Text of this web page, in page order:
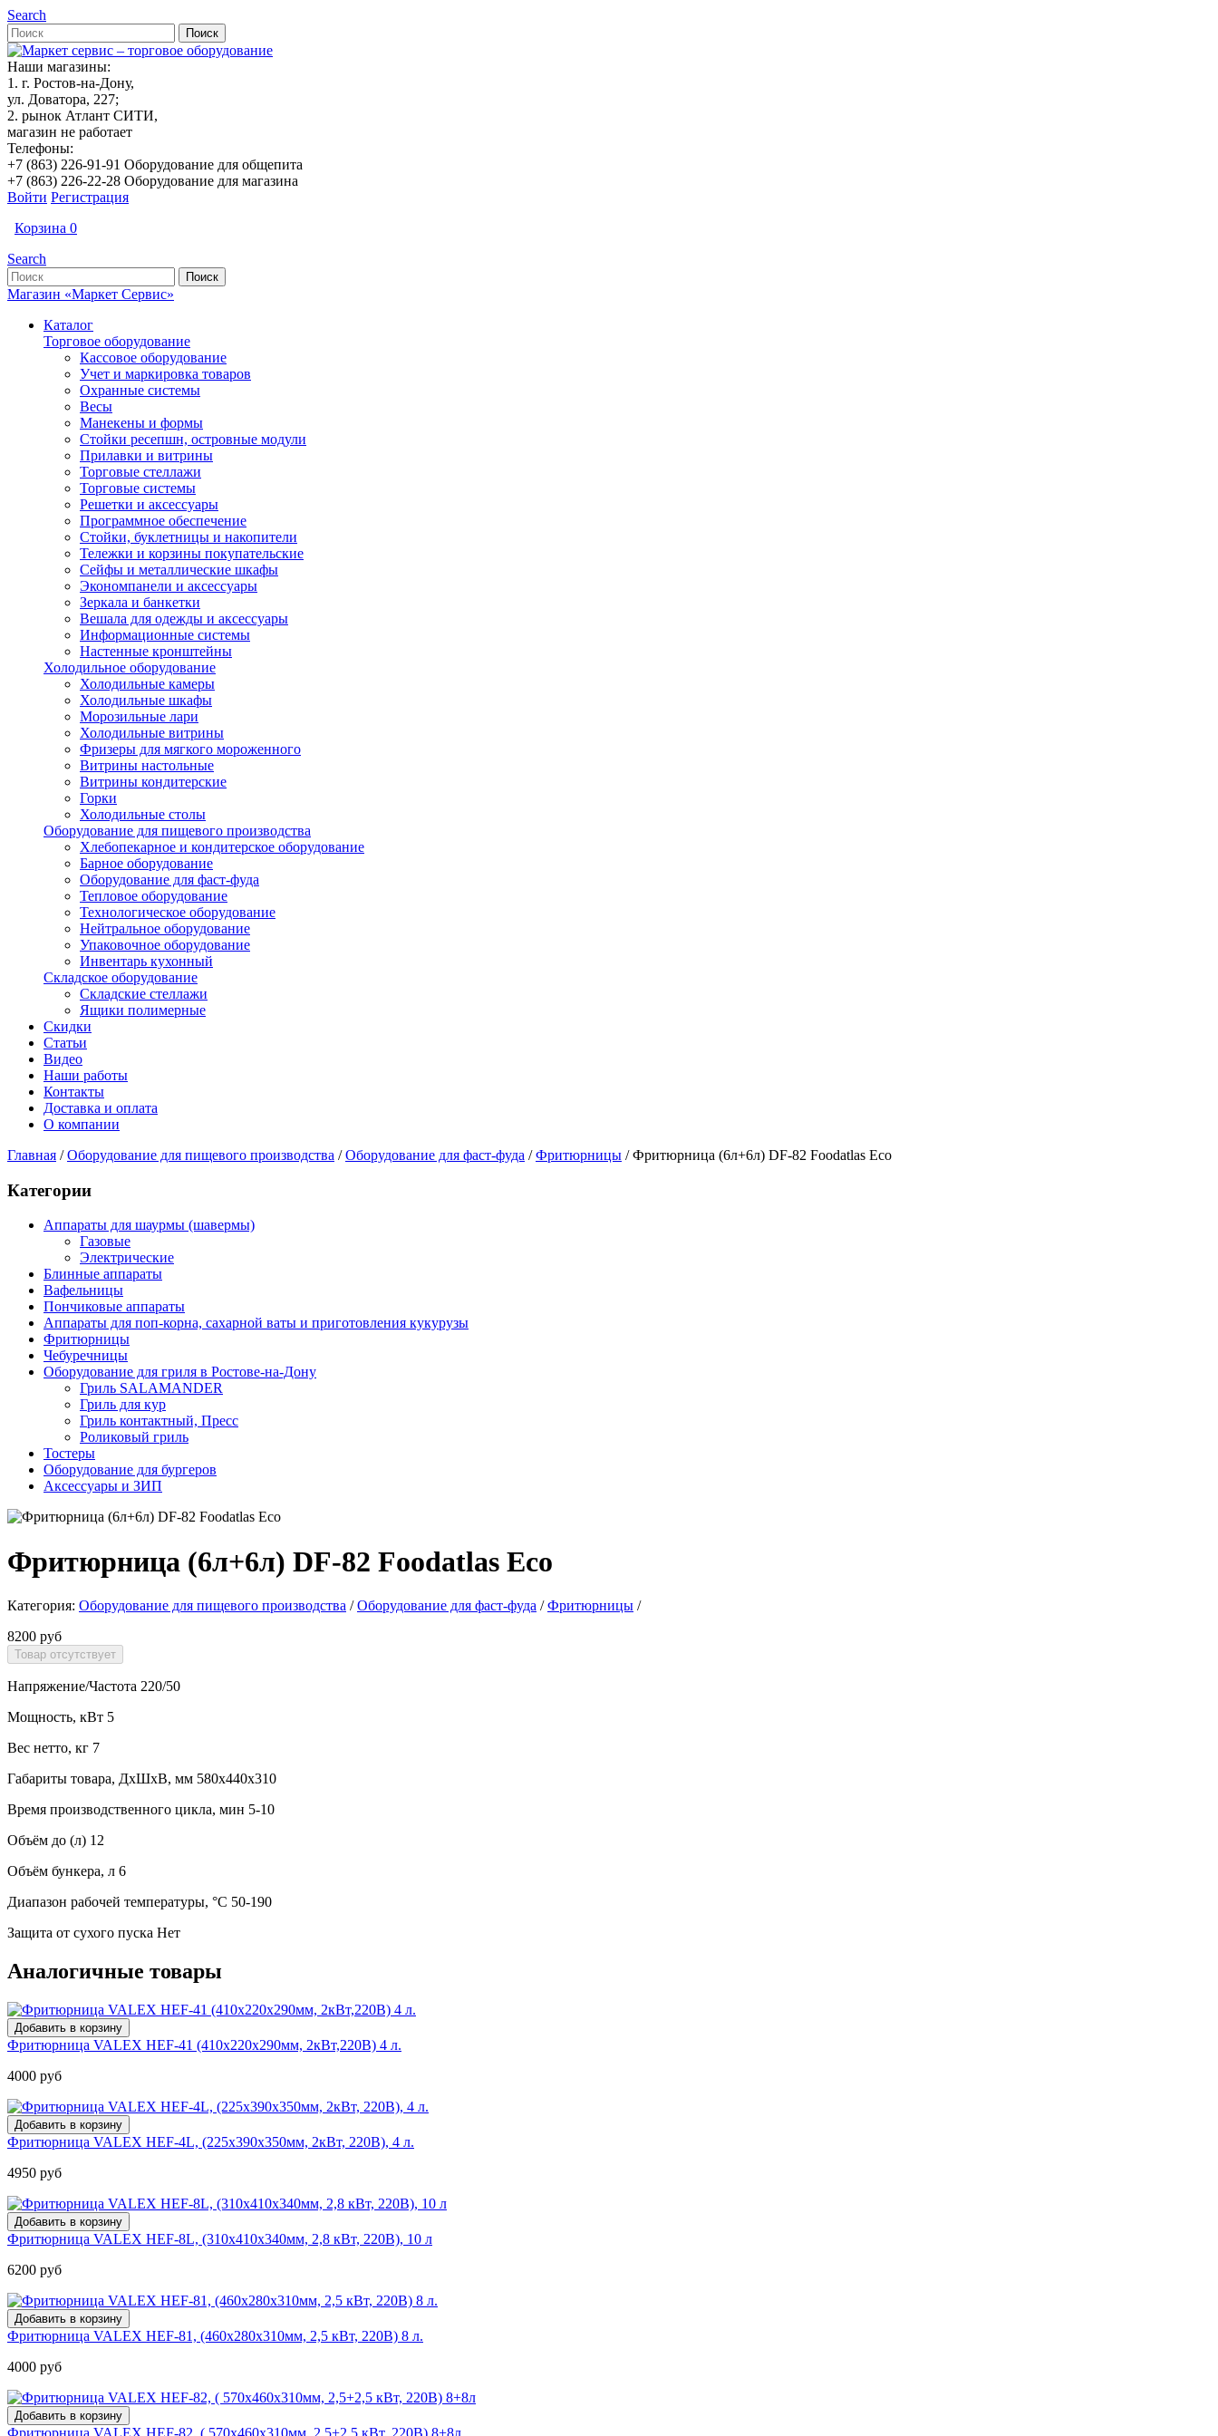
Search
Наши магазины:
1. г. Ростов-на-Дону,
ул. Доватора, 227;
2. рынок Атлант СИТИ,
магазин не работает
Телефоны:
+7 (863) 226-91-91 Оборудование для общепита
+7 (863) 226-22-28 Оборудование для магазина
Войти Регистрация
Корзина 0
Search
Магазин «Маркет Сервис»
Каталог
Торговое оборудование
Кассовое оборудование
Учет и маркировка товаров
Охранные системы
Весы
Манекены и формы
Стойки ресепшн, островные модули
Прилавки и витрины
Торговые стеллажи
Торговые системы
Решетки и аксессуары
Программное обеспечение
Стойки, буклетницы и накопители
Тележки и корзины покупательские
Сейфы и металлические шкафы
Экономпанели и аксессуары
Зеркала и банкетки
Вешала для одежды и аксессуары
Информационные системы
Настенные кронштейны
Холодильное оборудование
Холодильные камеры
Холодильные шкафы
Морозильные лари
Холодильные витрины
Фризеры для мягкого мороженного
Витрины настольные
Витрины кондитерские
Горки
Холодильные столы
Оборудование для пищевого производства
Хлебопекарное и кондитерское оборудование
Барное оборудование
Оборудование для фаст-фуда
Тепловое оборудование
Технологическое оборудование
Нейтральное оборудование
Упаковочное оборудование
Инвентарь кухонный
Складское оборудование
Складские стеллажи
Ящики полимерные
Скидки
Статьи
Видео
Наши работы
Контакты
Доставка и оплата
О компании
Главная / Оборудование для пищевого производства / Оборудование для фаст-фуда / Фритюрницы / Фритюрница (6л+6л) DF-82 Foodatlas Eco
Категории
Аппараты для шаурмы (шавермы)
Газовые
Электрические
Блинные аппараты
Вафельницы
Пончиковые аппараты
Аппараты для поп-корна, сахарной ваты и приготовления кукурузы
Фритюрницы
Чебуречницы
Оборудование для гриля в Ростове-на-Дону
Гриль SALAMANDER
Гриль для кур
Гриль контактный, Пресс
Роликовый гриль
Тостеры
Оборудование для бургеров
Аксессуары и ЗИП
Фритюрница (6л+6л) DF-82 Foodatlas Eco
Категория: Оборудование для пищевого производства / Оборудование для фаст-фуда / Фритюрницы /
8200 руб
Напряжение/Частота 220/50
Мощность, кВт 5
Вес нетто, кг 7
Габариты товара, ДхШхВ, мм 580x440x310
Время производственного цикла, мин 5-10
Объём до (л) 12
Объём бункера, л 6
Диапазон рабочей температуры, °C 50-190
Защита от сухого пуска Нет
Аналогичные товары
Фритюрница VALEX HEF-41 (410х220х290мм, 2кВт,220В) 4 л.
4000 руб
Фритюрница VALEX HEF-4L, (225х390х350мм, 2кВт, 220В), 4 л.
4950 руб
Фритюрница VALEX HEF-8L, (310х410х340мм, 2,8 кВт, 220В), 10 л
6200 руб
Фритюрница VALEX HEF-81, (460х280х310мм, 2,5 кВт, 220В) 8 л.
4000 руб